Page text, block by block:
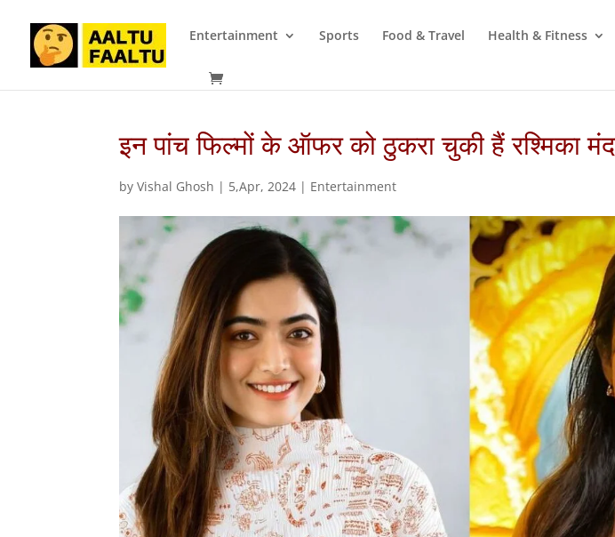
Entertainment Sports Food & Travel Health & Fitness
इन पांच फिल्मों के ऑफर को ठुकरा चुकी हैं रश्मिका
byVishal Ghosh | 5,Apr, 2024 | Entertainment